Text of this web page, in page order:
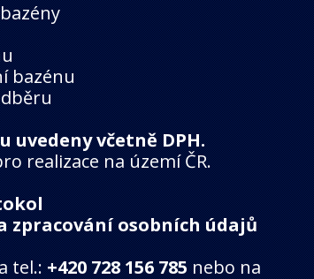
bazénu
uvedeny včetně DPH.
realizace na území ČR.
zpracování osobních údajů
tel.:+420 728 156 785nebo na